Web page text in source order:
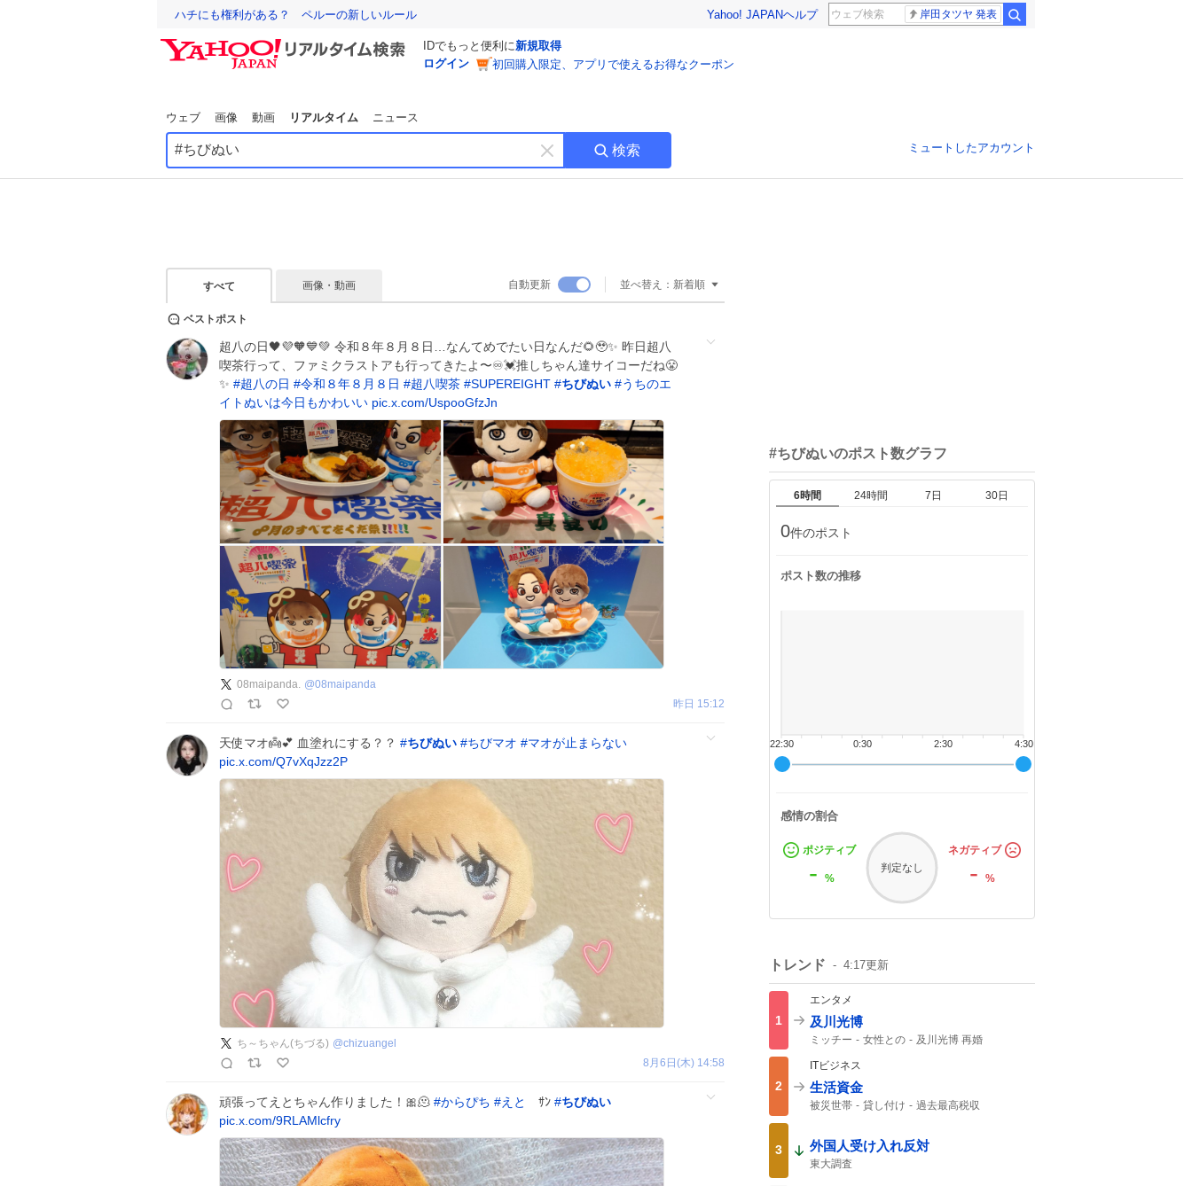
ハチにも権利がある？ ペルーの新しいルール Yahoo! JAPANヘルプ 岸田タツヤ 発表
IDでもっと便利に新規取得
ログイン
初回購入限定、アプリで使えるお得なクーポン
ウェブ 画像 動画 リアルタイム ニュース
キ
ー
す
検索 ミュートしたアカウント
すべて 画像・動画 自動更新 並べ替え： 新着順
ベストポスト
超八の日🖤💜🧡💙💚 令和８年８月８日…なんてめでたい日なんだ🌻🥹✨ 昨日超八
喫茶行って、ファミクラストアも行ってきたよ〜♾️💓推しちゃん達サイコーだね😤
✨ #超八の日 #令和８年８月８日 #超八喫茶 #SUPEREIGHT #ちびぬい #うちのエ
イトぬいは今日もかわいい pic.x.com/UspooGfzJn
08maipanda. @08maipanda
昨日 15:12
天使マオ👼💕 血塗れにする？？ #ちびぬい #ちびマオ #マオが止まらない
pic.x.com/Q7vXqJzz2P
ち～ちゃん(ちづる) @chizuangel
8月6日(木) 14:58
頑張ってえとちゃん作りました！🎀🫠 #からぴち #えと ｻﾝ #ちびぬい
pic.x.com/9RLAMlcfry
#ちびぬいのポスト数グラフ
6時間 24時間 7日 30日
0件のポスト
ポスト数の推移
4:30
2:30
0:30
22:30
感情の割合
ポジティブ
- %
判定なし
ネガティブ
-%
トレンド 4:17更新
1
エンタメ
及川光博
ミッチー 女性との
及川光博 再婚
俳優として
2
ITビジネス
生活資金
被災世帯 貸し付け
過去最高税収
3 外国人受け入れ反対
東大調査